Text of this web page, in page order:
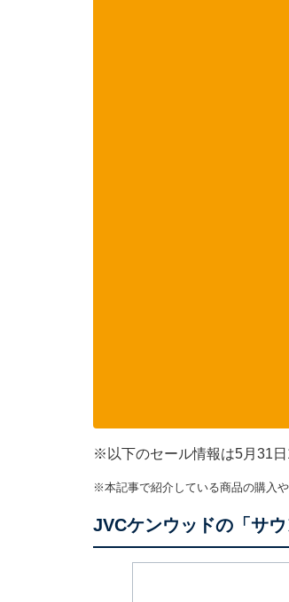
※以下のセール情報は5月31日
※本記事で紹介している商品の購入
JVCケンウッドの「サ